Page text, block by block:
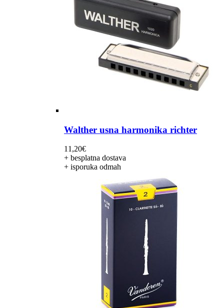
Walther usna harmonika richter
11,20€
+ besplatna dostava
+ isporuka odmah